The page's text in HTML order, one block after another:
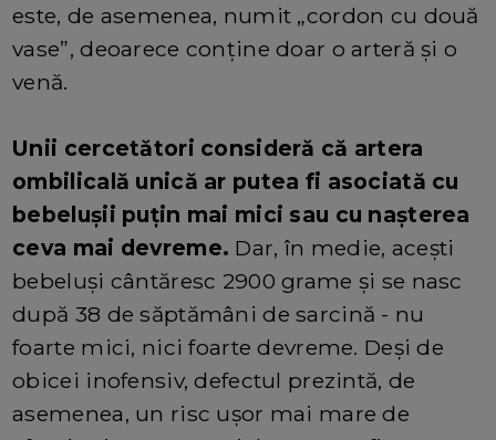
este, de asemenea, numit „cordon cu două
vase”, deoarece conține doar o arteră și o
venă.
Unii cercetători consideră că artera
ombilicală unică ar putea fi asociată cu
bebelușii puțin mai mici sau cu nașterea
ceva mai devreme. Dar, în medie, acești
bebeluși cântăresc 2900 grame și se nasc
după 38 de săptămâni de sarcină - nu
foarte mici, nici foarte devreme. Deși de
obicei inofensiv, defectul prezintă, de
asemenea, un risc ușor mai mare de